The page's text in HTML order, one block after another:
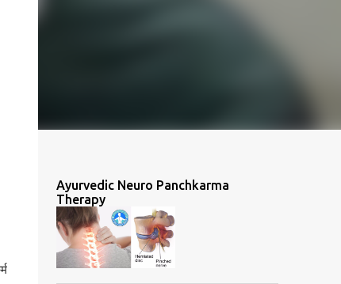
Ayurvedic Neuro Panchkarma
Therapy